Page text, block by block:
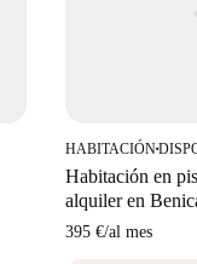
HABITACIÓN■
Habitación en
alquiler en
395 €/al mes